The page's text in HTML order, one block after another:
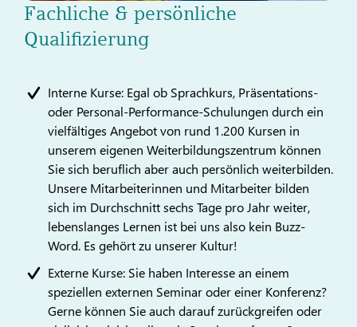
Fachliche & persönliche
Qualifizierung
Interne Kurse: Egal ob Sprachkurs, Präsentations-
oder Personal-Performance-Schulungen durch ein
vielfältiges Angebot von rund 1.200 Kursen in
unserem eigenen Weiterbildungszentrum können
Sie sich beruflich aber auch persönlich weiterbilden.
Unsere Mitarbeiterinnen und Mitarbeiter bilden
sich im Durchschnitt sechs Tage pro Jahr weiter,
lebenslanges Lernen ist bei uns also kein Buzz-
Word. Es gehört zu unserer Kultur!
Externe Kurse: Sie haben Interesse an einem
speziellen externen Seminar oder einer Konferenz?
Gerne können Sie auch darauf zurückgreifen oder